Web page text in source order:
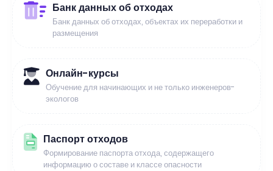
Банк данных об отходах
Банк данных об отходах, объектах их переработки и
размещения
Онлайн-курсы
Обучение для начинающих и не только инженеров-
экологов
Паспорт отходов
Формирование паспорта отхода, содержащего
информацию о составе и классе опасности